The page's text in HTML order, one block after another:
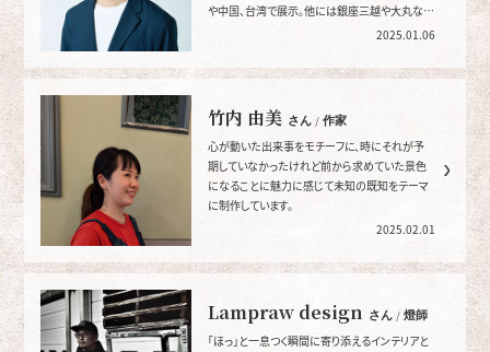
や中国、台湾で展示。他には銀座三越や大丸など
2025.01.06
竹内 由美 さん / 作家
心が動いた出来事をモチーフに、時にそれが予
期していなかったけれど前から求めていた景色
になることに魅力に感じて未知の既知をテーマ
に制作しています。
2025.02.01
Lampraw design さん / 燈師
「ほっ」と一息つく瞬間に寄り添えるインテリアと